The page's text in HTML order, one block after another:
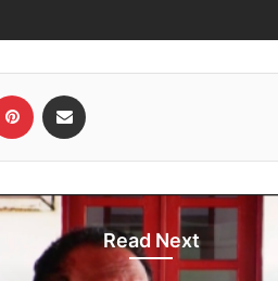
Read Next